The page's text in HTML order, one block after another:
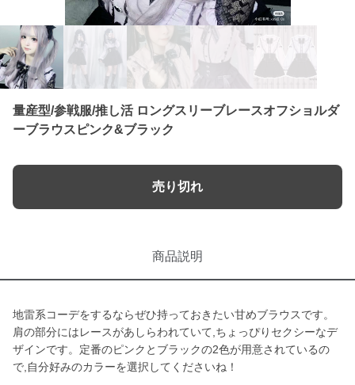
量産型/参戦服/推し活 ロングスリーブレースオフショルダ
ーブラウスピンク&ブラック
売り切れ
商品説明
地雷系コーデをするならぜひ持っておきたい甘めブラウスです。
肩の部分にはレースがあしらわれていて,ちょっぴりセクシーなデ
ザインです。定番のピンクとブラックの2色が用意されているの
で,自分好みのカラーを選択してくださいね！